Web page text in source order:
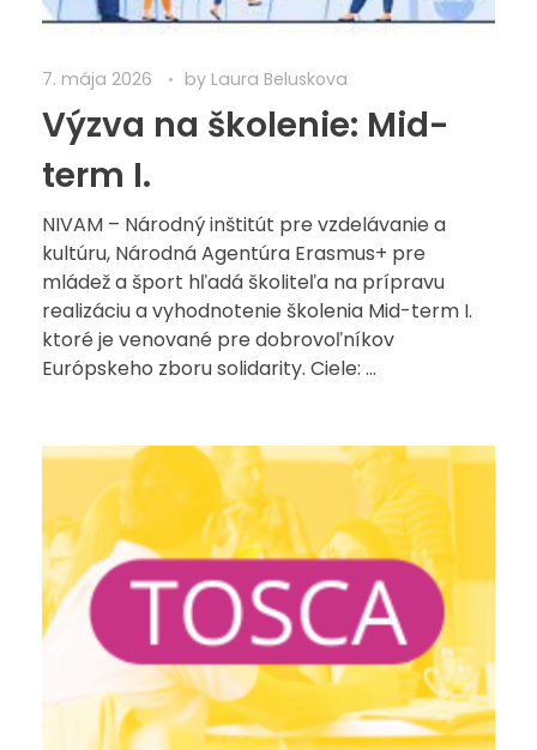
7. mája 2026 by Laura Beluskova
Výzva na školenie: Mid-
term I.
NIVAM – Národný inštitút pre vzdelávanie a
kultúru, Národná Agentúra Erasmus+ pre
mládež a šport hľadá školiteľa na prípravu
realizáciu a vyhodnotenie školenia Mid-term I.
ktoré je venované pre dobrovoľníkov
Európskeho zboru solidarity. Ciele: ...